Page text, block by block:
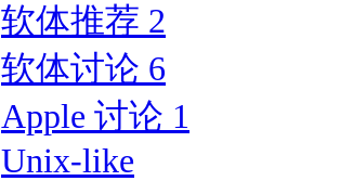
软体推荐 2
软体讨论 6
Apple 讨论 1
Unix-like